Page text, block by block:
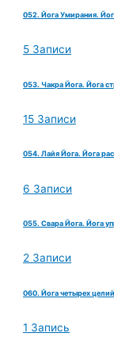
052. Йога Умирания.
5 Записи
053. Чакра Йога. Йога
15 Записи
054. Лайя Йога. Йога
6 Записи
055. Свара Йога. Йога
2 Записи
060. Йога четырех
1 Запись